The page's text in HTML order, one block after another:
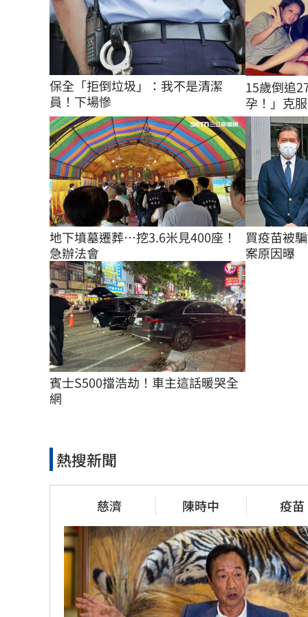
保全「拒倒垃圾」：我不是清潔
員！下場慘
15歲倒追
孕！」克
地下墳墓遷葬…挖3.6米見400座！
急辦法會
買疫苗被
案原因曝
賓士S500擋浩劫！車主這話暖哭全
網
熱搜新聞
慈濟 陳時中 疫苗